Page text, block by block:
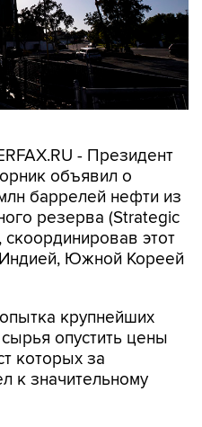
- Президент
объявил о
баррелей нефти из
резерва (Strategic
скоординировав этот
Южной Кореей
крупнейших
опустить цены
которых за
к значительному